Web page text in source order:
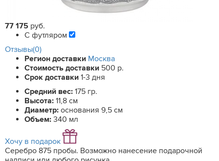
77 175 руб.
С футляром
Отзывы(0)
Регион доставки Москва
Стоимость доставки 500 р.
Срок доставки 1-3 дня
Средний вес: 175 гр.
Высота: 11,8 см
Диаметр: основания 9,5 см
Объем: 340 мл
Хочу в подарок
Серебро 875 пробы. Возможно нанесение подарочной